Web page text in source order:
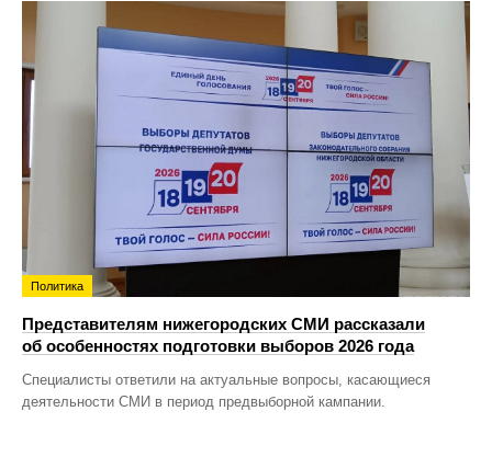
Политика
Представителям нижегородских СМИ рассказали
об особенностях подготовки выборов 2026 года
Специалисты ответили на актуальные вопросы, касающиеся
деятельности СМИ в период предвыборной кампании.